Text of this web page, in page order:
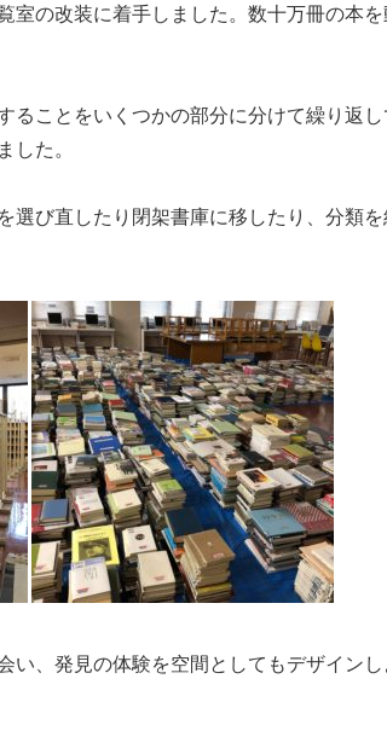
室の改装に着手しました。数十万冊の本
ることをいくつかの部分に分けて繰り返
した。
選び直したり閉架書庫に移したり、分類
い、発見の体験を空間としてもデザイン